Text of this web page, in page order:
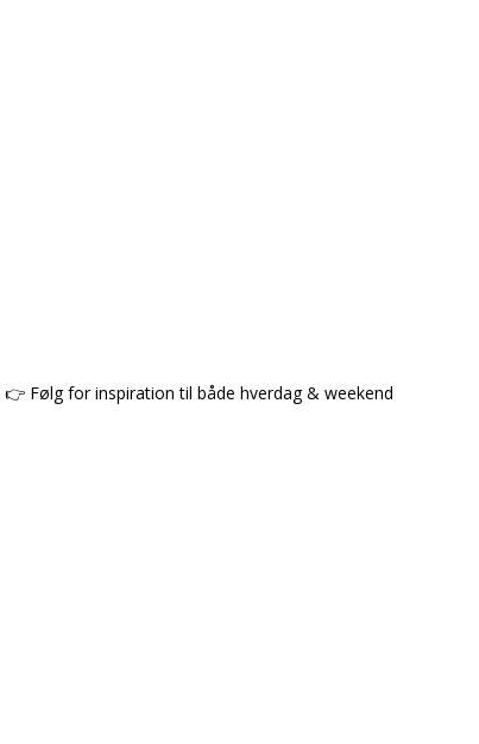
👉 Følg for inspiration til både hverdag & weekend